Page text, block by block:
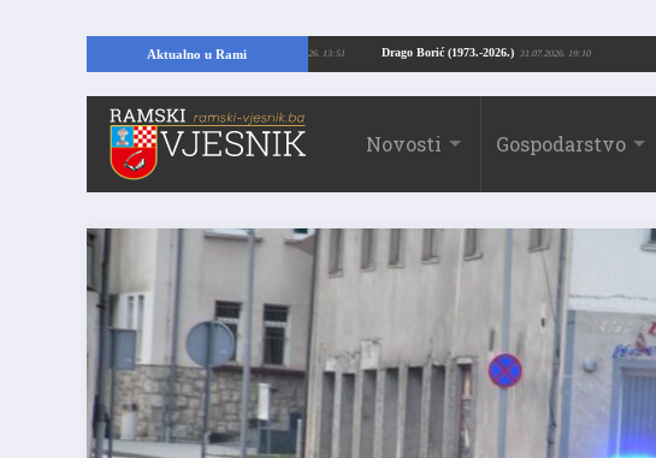
Aktualno u Rami Drago Borić (1973.-2026.) 31.07.2026. 19:10
Kopajući temelje kuće, pronašao vrijedne arheološke ostatke 24.07.2026. 13:51
Novosti Gospodarstvo